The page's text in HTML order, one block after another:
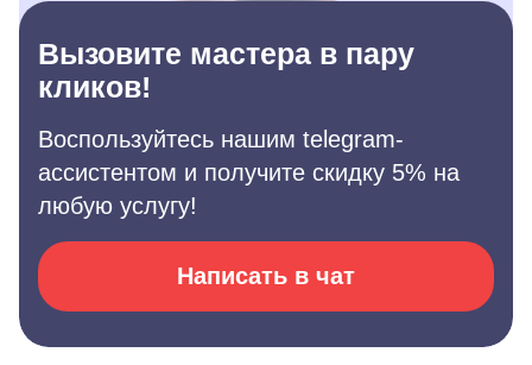
Вызовите мастера в пару
кликов!
Воспользуйтесь нашим telegram-
ассистентом и получите скидку 5% на
любую услугу!
Написать в чат